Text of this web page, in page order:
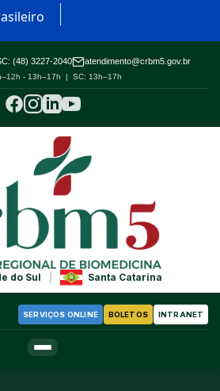
(48) 3227-2040 atendimento@crbm5.gov.br
- 13h–17h | SC: 13h–17h
do Sul Santa Catarina
SERVIÇOS ONLINE BOLETOS INTRANET